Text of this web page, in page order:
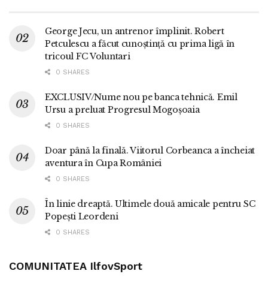
George Jecu, un antrenor împlinit. Robert
Petculescu a făcut cunoștință cu prima ligă în
tricoul FC Voluntari
0 SHARES
EXCLUSIV/Nume nou pe banca tehnică. Emil
Ursu a preluat Progresul Mogoșoaia
0 SHARES
Doar până la finală. Viitorul Corbeanca a încheiat
aventura în Cupa României
0 SHARES
În linie dreaptă. Ultimele două amicale pentru SC
Popești Leordeni
0 SHARES
COMUNITATEA IlfovSport